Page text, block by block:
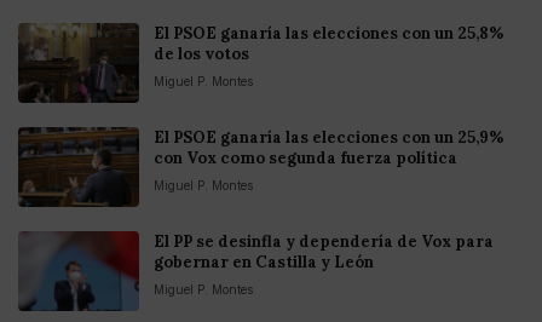
El PSOE ganaría las elecciones con un 25,8%
de los votos
Miguel P. Montes
El PSOE ganaría las elecciones con un 25,9%
con Vox como segunda fuerza política
Miguel P. Montes
El PP se desinfla y dependería de Vox para
gobernar en Castilla y León
Miguel P. Montes